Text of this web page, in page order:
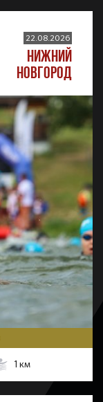
22.08.2026
НИЖНИЙ
НОВГОРОД
1 км